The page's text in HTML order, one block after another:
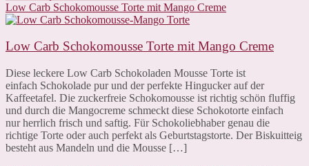
Low Carb Schokomousse Torte mit Mango Creme
Low Carb Schokomousse Torte mit Mango Creme
Diese leckere Low Carb Schokoladen Mousse Torte ist
einfach Schokolade pur und der perfekte Hingucker auf der
Kaffeetafel. Die zuckerfreie Schokomousse ist richtig schön fluffig
und durch die Mangocreme schmeckt diese Schokotorte einfach
nur herrlich frisch und saftig. Für Schokoliebhaber genau die
richtige Torte oder auch perfekt als Geburtstagstorte. Der Biskuitteig
besteht aus Mandeln und die Mousse […]